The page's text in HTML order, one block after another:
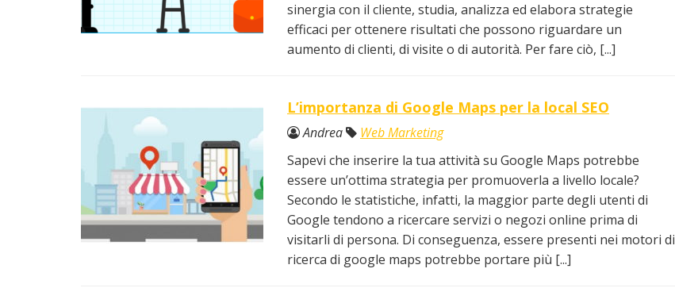
sinergia con il cliente, studia, analizza ed elabora strategie
efficaci per ottenere risultati che possono riguardare un
aumento di clienti, di visite o di autorità. Per fare ciò, [...]
L’importanza di Google Maps per la local SEO
Andrea
Web Marketing
Sapevi che inserire la tua attività su Google Maps potrebbe
essere un’ottima strategia per promuoverla a livello locale?
Secondo le statistiche, infatti, la maggior parte degli utenti di
Google tendono a ricercare servizi o negozi online prima di
visitarli di persona. Di conseguenza, essere presenti nei motori di
ricerca di google maps potrebbe portare più [...]